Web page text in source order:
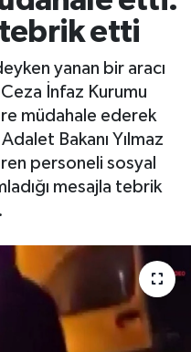
tebrik etti
yanan bir aracı
İnfaz Kurumu
müdahale ederek
Bakanı Yılmaz
personeli sosyal
mesajla tebrik